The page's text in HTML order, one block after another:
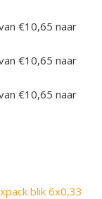
€10,65 naar
€10,65 naar
€10,65 naar
blik 6x0,33